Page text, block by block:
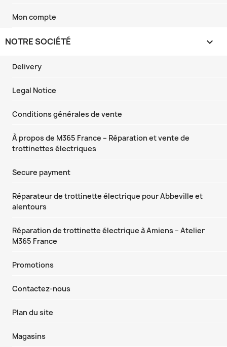
Mon compte
NOTRE SOCIÉTÉ 
Delivery
Legal Notice
Conditions générales de vente
À propos de M365 France – Réparation et vente de
trottinettes électriques
Secure payment
Réparateur de trottinette électrique pour Abbeville et
alentours
Réparation de trottinette électrique à Amiens – Atelier
M365 France
Promotions
Contactez-nous
Plan du site
Magasins